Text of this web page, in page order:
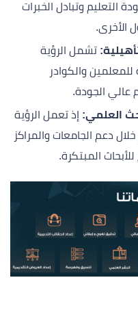
التعليم وتبادل الخبرات
الأخرى.
تشمل الرؤية
للمعلمين والكوادر
عالي الجودة.
العلمي: إذ تعمل الرؤية
دعم الجامعات والمراكز
للأبحاث المبتكرة.